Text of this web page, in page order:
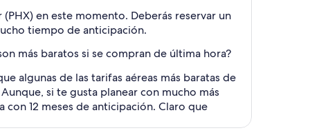
en este momento. Deberás reservar un
tiempo de anticipación.
más baratos si se compran de última hora?
algunas de las tarifas aéreas más baratas de
si te gusta planear con mucho más
12 meses de anticipación. Claro que